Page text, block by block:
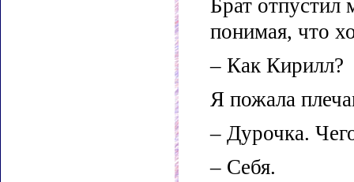
Брат отпустил
понимая, что
– Как Кирилл?
Я пожала
– Дурочка.
– Себя.